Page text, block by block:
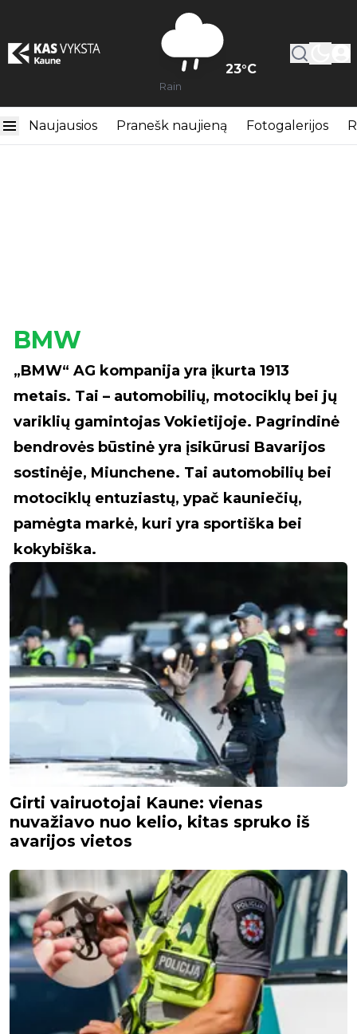
23°C
Rain
Naujausios Pranešk naujieną Fotogalerijos
BMW
„BMW“ AG kompanija yra įkurta 1913
metais. Tai – automobilių, motociklų bei jų
variklių gamintojas Vokietijoje. Pagrindinė
bendrovės būstinė yra įsikūrusi Bavarijos
sostinėje, Miunchene. Tai automobilių bei
motociklų entuziastų, ypač kauniečių,
pamėgta markė, kuri yra sportiška bei
kokybiška.
Girti vairuotojai Kaune: vienas
nuvažiavo nuo kelio, kitas spruko iš
avarijos vietos